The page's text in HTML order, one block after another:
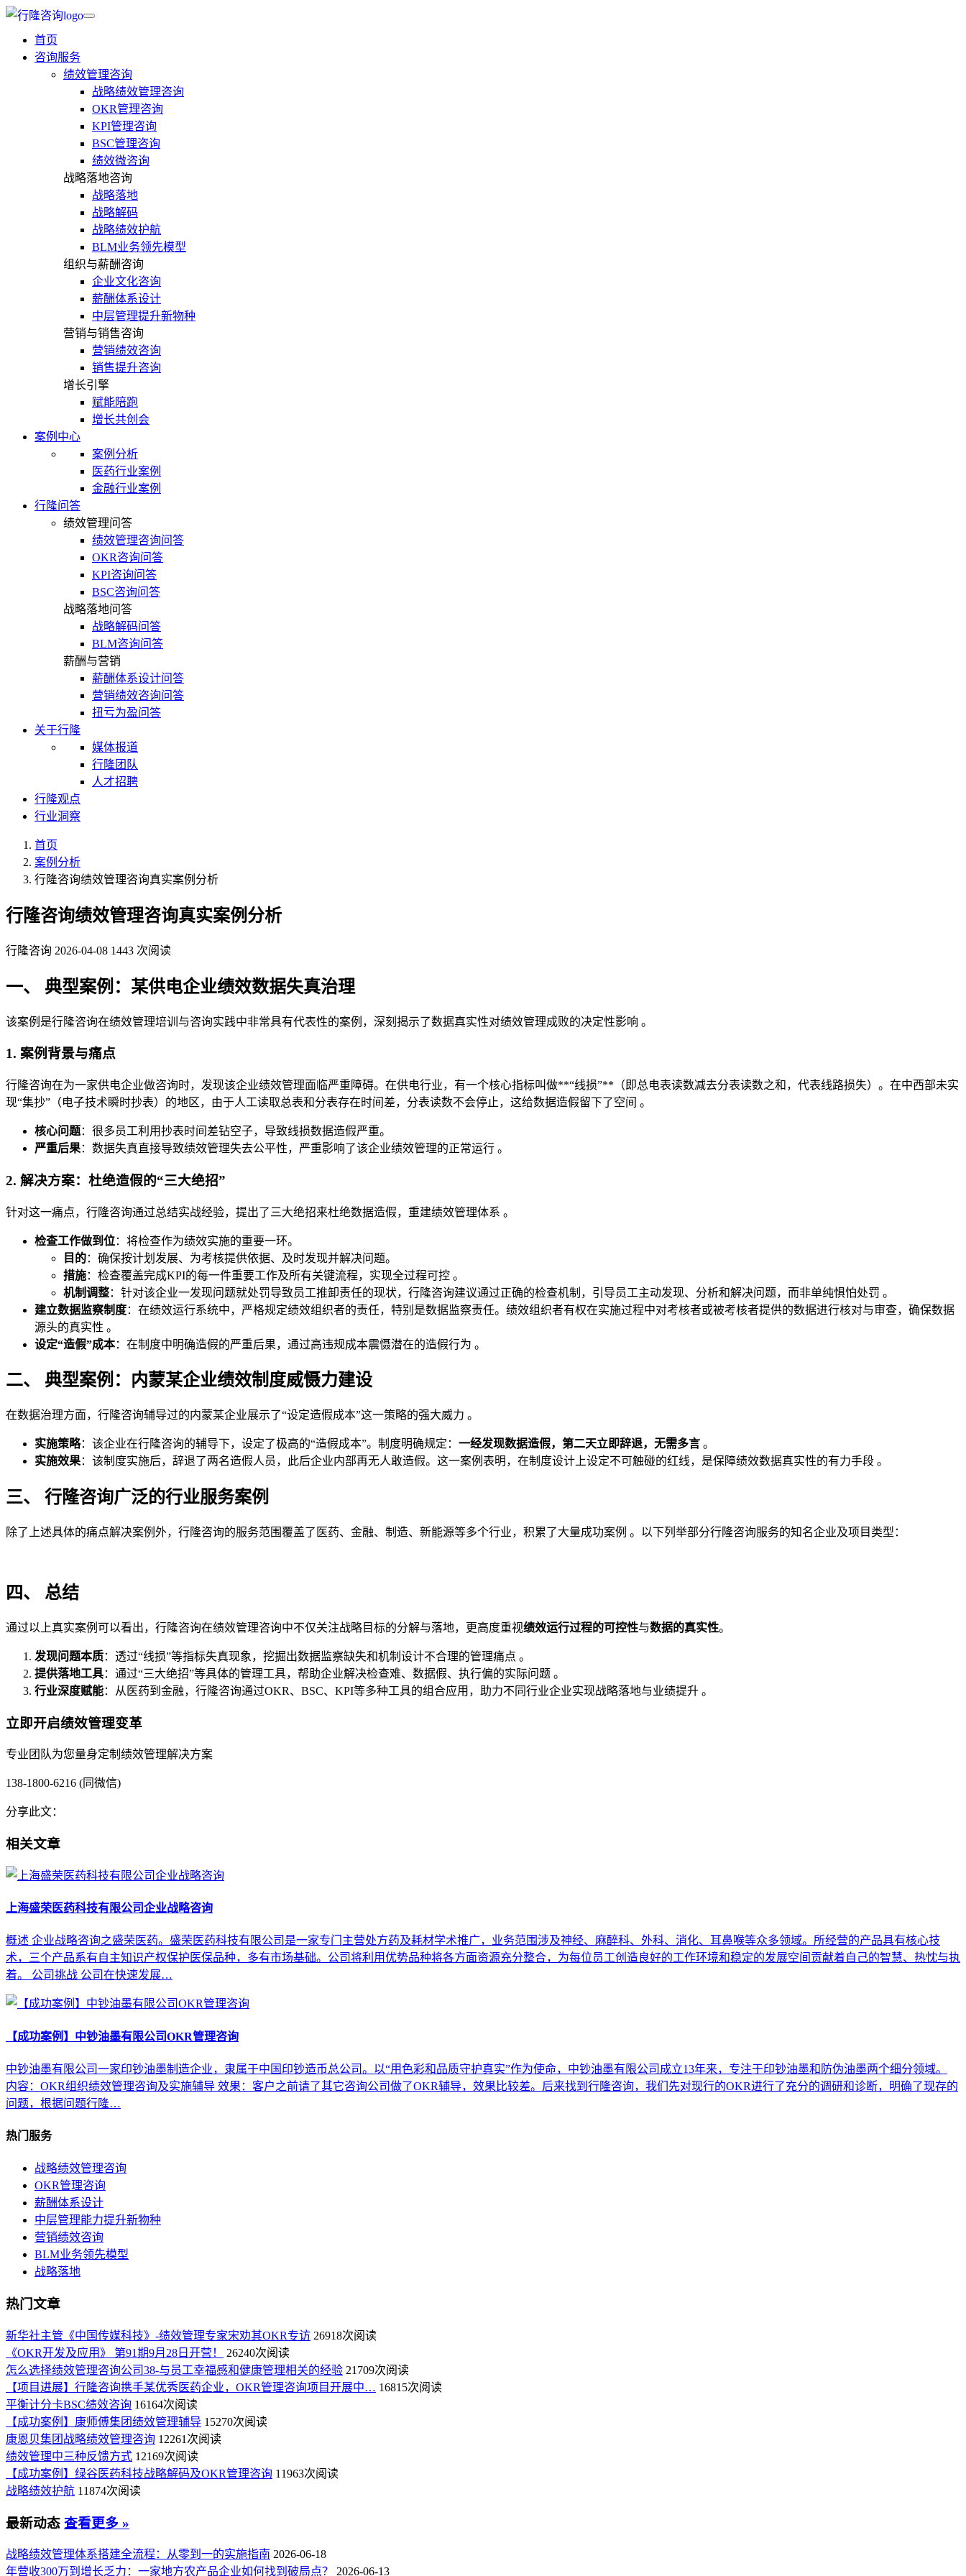
首页
咨询服务
绩效管理咨询
战略绩效管理咨询
OKR管理咨询
KPI管理咨询
BSC管理咨询
绩效微咨询
战略落地咨询
战略落地
战略解码
战略绩效护航
BLM业务领先模型
组织与薪酬咨询
企业文化咨询
薪酬体系设计
中层管理提升新物种
营销与销售咨询
营销绩效咨询
销售提升咨询
增长引擎
赋能陪跑
增长共创会
案例中心
案例分析
医药行业案例
金融行业案例
行隆问答
绩效管理问答
绩效管理咨询问答
OKR咨询问答
KPI咨询问答
BSC咨询问答
战略落地问答
战略解码问答
BLM咨询问答
薪酬与营销
薪酬体系设计问答
营销绩效咨询问答
扭亏为盈问答
关于行隆
媒体报道
行隆团队
人才招聘
行隆观点
行业洞察
首页
案例分析
行隆咨询绩效管理咨询真实案例分析
行隆咨询绩效管理咨询真实案例分析
行隆咨询 2026-04-08 1443 次阅读
一、 典型案例：某供电企业绩效数据失真治理
该案例是行隆咨询在绩效管理培训与咨询实践中非常具有代表性的案例，深刻揭示了数据真实性对绩效管理成败的决定性影响 。
1. 案例背景与痛点
行隆咨询在为一家供电企业做咨询时，发现该企业绩效管理面临严重障碍。在供电行业，有一个核心指标叫做**“线损”**（即总电表读数减去分表读数之和，代表线路损失）。在中西部未实
现“集抄”（电子技术瞬时抄表）的地区，由于人工读取总表和分表存在时间差，分表读数不会停止，这给数据造假留下了空间 。
核心问题：很多员工利用抄表时间差钻空子，导致线损数据造假严重。
严重后果：数据失真直接导致绩效管理失去公平性，严重影响了该企业绩效管理的正常运行 。
2. 解决方案：杜绝造假的“三大绝招”
针对这一痛点，行隆咨询通过总结实战经验，提出了三大绝招来杜绝数据造假，重建绩效管理体系 。
检查工作做到位：将检查作为绩效实施的重要一环。
目的：确保按计划发展、为考核提供依据、及时发现并解决问题。
措施：检查覆盖完成KPI的每一件重要工作及所有关键流程，实现全过程可控 。
机制调整：针对该企业一发现问题就处罚导致员工推卸责任的现状，行隆咨询建议通过正确的检查机制，引导员工主动发现、分析和解决问题，而非单纯惧怕处罚 。
建立数据监察制度：在绩效运行系统中，严格规定绩效组织者的责任，特别是数据监察责任。绩效组织者有权在实施过程中对考核者或被考核者提供的数据进行核对与审查，确保数据
源头的真实性 。
设定“造假”成本：在制度中明确造假的严重后果，通过高违规成本震慑潜在的造假行为 。
二、 典型案例：内蒙某企业绩效制度威慑力建设
在数据治理方面，行隆咨询辅导过的内蒙某企业展示了“设定造假成本”这一策略的强大威力 。
实施策略：该企业在行隆咨询的辅导下，设定了极高的“造假成本”。制度明确规定： 一经发现数据造假，第二天立即辞退，无需多言 。
实施效果：该制度实施后，辞退了两名造假人员，此后企业内部再无人敢造假。这一案例表明，在制度设计上设定不可触碰的红线，是保障绩效数据真实性的有力手段 。
三、 行隆咨询广泛的行业服务案例
除了上述具体的痛点解决案例外，行隆咨询的服务范围覆盖了医药、金融、制造、新能源等多个行业，积累了大量成功案例 。以下列举部分行隆咨询服务的知名企业及项目类型：
四、 总结
通过以上真实案例可以看出，行隆咨询在绩效管理咨询中不仅关注战略目标的分解与落地，更高度重视绩效运行过程的可控性与数据的真实性。
发现问题本质：透过“线损”等指标失真现象，挖掘出数据监察缺失和机制设计不合理的管理痛点 。
提供落地工具：通过“三大绝招”等具体的管理工具，帮助企业解决检查难、数据假、执行偏的实际问题 。
行业深度赋能：从医药到金融，行隆咨询通过OKR、BSC、KPI等多种工具的组合应用，助力不同行业企业实现战略落地与业绩提升 。
立即开启绩效管理变革
专业团队为您量身定制绩效管理解决方案
138-1800-6216 (同微信)
分享此文：
相关文章
上海盛荣医药科技有限公司企业战略咨询
概述 企业战略咨询之盛荣医药。盛荣医药科技有限公司是一家专门主营处方药及耗材学术推广，业务范围涉及神经、麻醉科、外科、消化、耳鼻喉等众多领域。所经营的产品具有核心技
术，三个产品系有自主知识产权保护医保品种，多有市场基础。公司将利用优势品种将各方面资源充分整合，为每位员工创造良好的工作环境和稳定的发展空间贡献着自己的智慧、热忱与执
着。 公司挑战 公司在快速发展…
【成功案例】中钞油墨有限公司OKR管理咨询
中钞油墨有限公司一家印钞油墨制造企业，隶属于中国印钞造币总公司。以“用色彩和品质守护真实”作为使命，中钞油墨有限公司成立13年来，专注于印钞油墨和防伪油墨两个细分领域。
内容：OKR组织绩效管理咨询及实施辅导 效果：客户之前请了其它咨询公司做了OKR辅导，效果比较差。后来找到行隆咨询，我们先对现行的OKR进行了充分的调研和诊断，明确了现存的
问题，根据问题行隆…
热门服务
战略绩效管理咨询
OKR管理咨询
薪酬体系设计
中层管理能力提升新物种
营销绩效咨询
BLM业务领先模型
战略落地
热门文章
新华社主管《中国传媒科技》-绩效管理专家宋劝其OKR专访 26918次阅读
《OKR开发及应用》 第91期9月28日开营！
26240次阅读
怎么选择绩效管理咨询公司38-与员工幸福感和健康管理相关的经验 21709次阅读
【项目进展】行隆咨询携手某优秀医药企业，OKR管理咨询项目开展中… 16815次阅读
平衡计分卡BSC绩效咨询 16164次阅读
【成功案例】康师傅集团绩效管理辅导 15270次阅读
康恩贝集团战略绩效管理咨询 12261次阅读
绩效管理中三种反馈方式 12169次阅读
【成功案例】绿谷医药科技战略解码及OKR管理咨询 11963次阅读
战略绩效护航 11874次阅读
最新动态 查看更多 »
战略绩效管理体系搭建全流程：从零到一的实施指南 2026-06-18
年营收300万到增长乏力：一家地方农产品企业如何找到破局点？
2026-06-13